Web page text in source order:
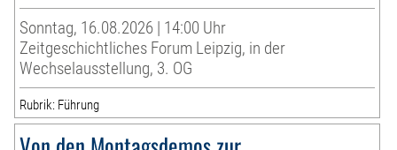
Sonntag, 16.08.2026 | 14:00 Uhr
Zeitgeschichtliches Forum Leipzig, in der
Wechselausstellung, 3. OG
Rubrik: Führung